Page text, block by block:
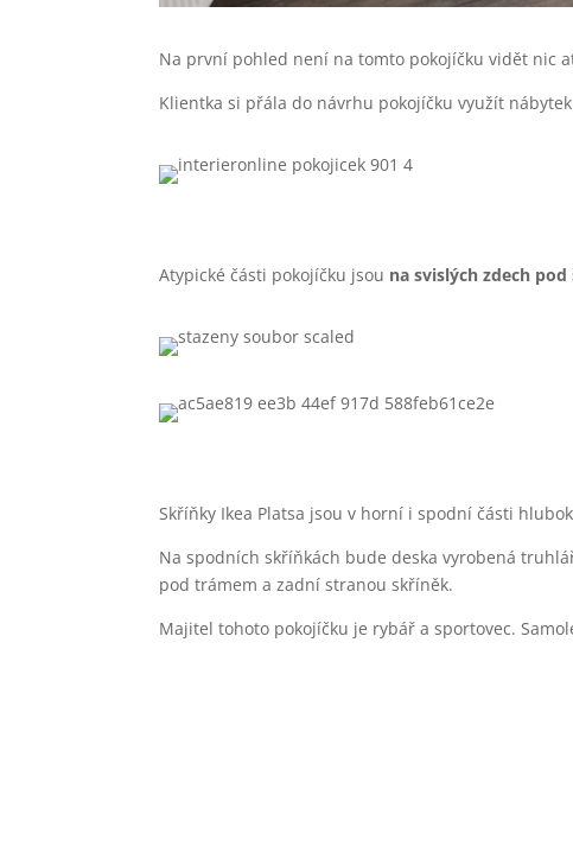
Na první pohled není na tomto pokojíčku vidět nic
Klientka si přála do návrhu pokojíčku využít
Atypické části pokojíčku jsou na svislých zdech
Skříňky Ikea Platsa jsou v horní i spodní části
Na spodních skříňkách bude deska vyrobená
pod trámem a zadní stranou skříněk.
Majitel tohoto pokojíčku je rybář a sportovec.